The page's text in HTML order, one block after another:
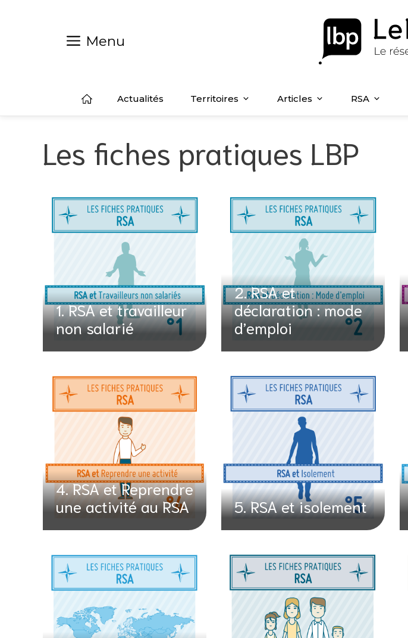
Menu
Actualités Territoires Articles RSA
Les fiches pratiques LBP
1. RSA et travailleur
non salarié
2. RSA et
déclaration : mode
d’emploi
4. RSA et Reprendre
une activité au RSA
5. RSA et isolement